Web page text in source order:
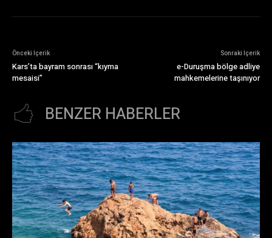
Önceki İçerik
Kars’ta bayram sonrası “kıyma
mesaisi”
Sonraki İçerik
e-Duruşma bölge adliye
mahkemelerine taşınıyor
BENZER HABERLER